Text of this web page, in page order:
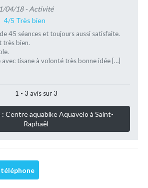
04/18- Activité
4/5 Très bien
de 45 séances et toujours aussi satisfaite.
très bien.
avec tisane à volonté très bonne idée […]
1 - 3 avis sur 3
: Centre aquabike Aquavelo à Saint-
Raphaël